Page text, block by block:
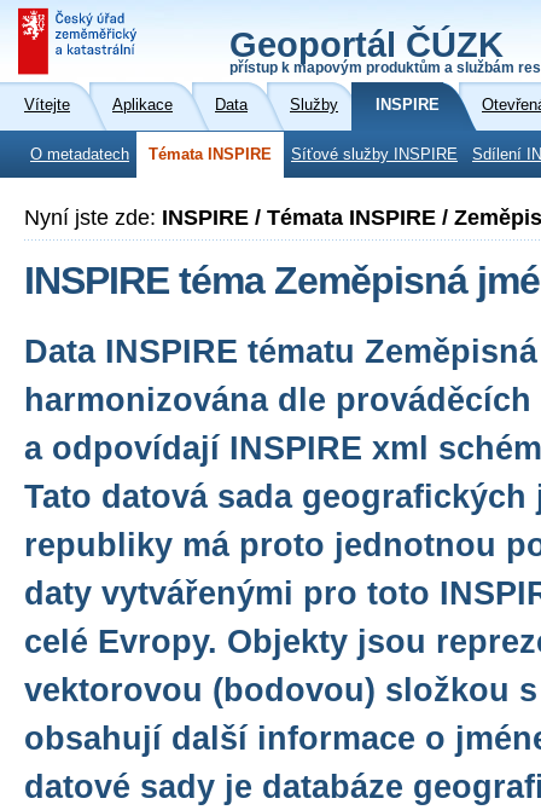
Geoportál ČÚZK
přístup k mapovým produktům a službám
Vítejte Aplikace Data Služby INSPIRE
O metadatech Témata INSPIRE Síťové služby INSPIRE Sdílení
Nyní jste zde: INSPIRE / Témata INSPIRE /
INSPIRE téma Zeměpisná
Data INSPIRE tématu
harmonizována dle prováděcích
a odpovídají INSPIRE xml
Tato datová sada geografických
republiky má proto jednotnou
daty vytvářenými pro toto
celé Evropy. Objekty jsou
vektorovou (bodovou) složkou
obsahují další informace o
datové sady je databáze